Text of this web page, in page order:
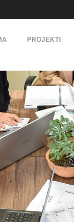
PROJEKTI